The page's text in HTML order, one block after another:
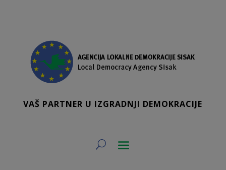
VAŠ PARTNER U IZGRADNJI DEMOKRACIJE